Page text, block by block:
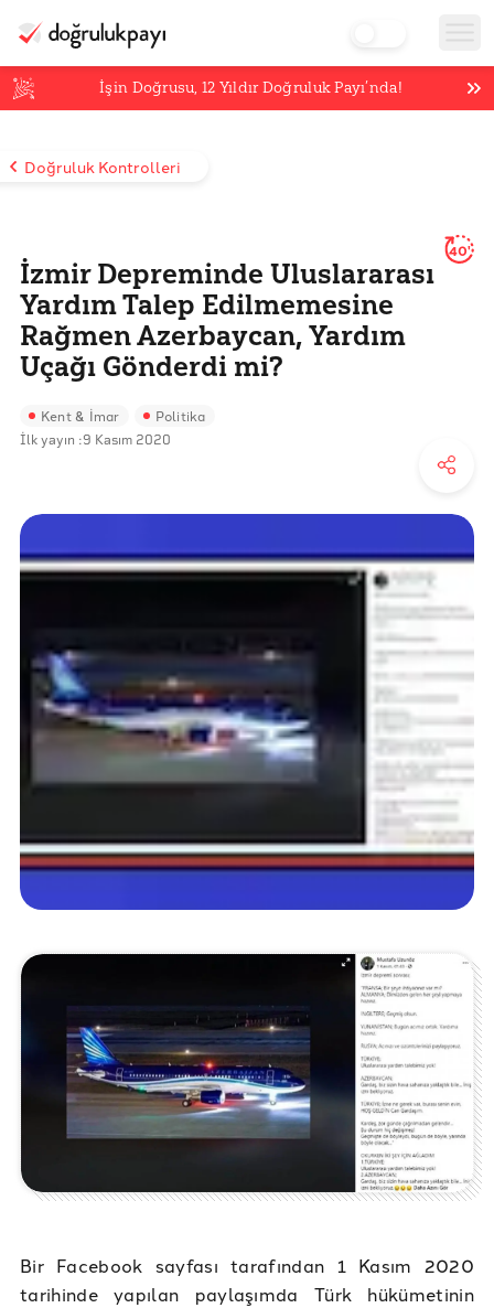
İşin Doğrusu,12 Yıldır Doğruluk Payı’nda!
Doğruluk Kontrolleri
İzmir Depreminde Uluslararası
Yardım Talep Edilmemesine
Rağmen Azerbaycan, Yardım
Uçağı Gönderdi mi?
40'
Kent & İmar Politika
İlk yayın :9 Kasım 2020
Bir Facebook sayfası tarafından 1 Kasım 2020
tarihinde yapılan paylaşımda Türk hükümetinin